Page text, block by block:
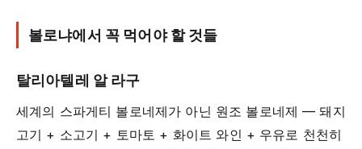
볼로냐에서 꼭 먹어야 할 것들
탈리아텔레 알 라구
세계의 스파게티 볼로네제가 아닌 원조 볼로네제 — 돼지
고기 + 소고기 + 토마토 + 화이트 와인 + 우유로 천천히